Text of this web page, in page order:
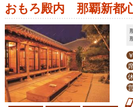
おもろ殿内 那覇新都
3